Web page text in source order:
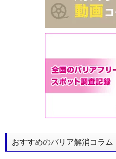
おすすめのバリア解消コラム